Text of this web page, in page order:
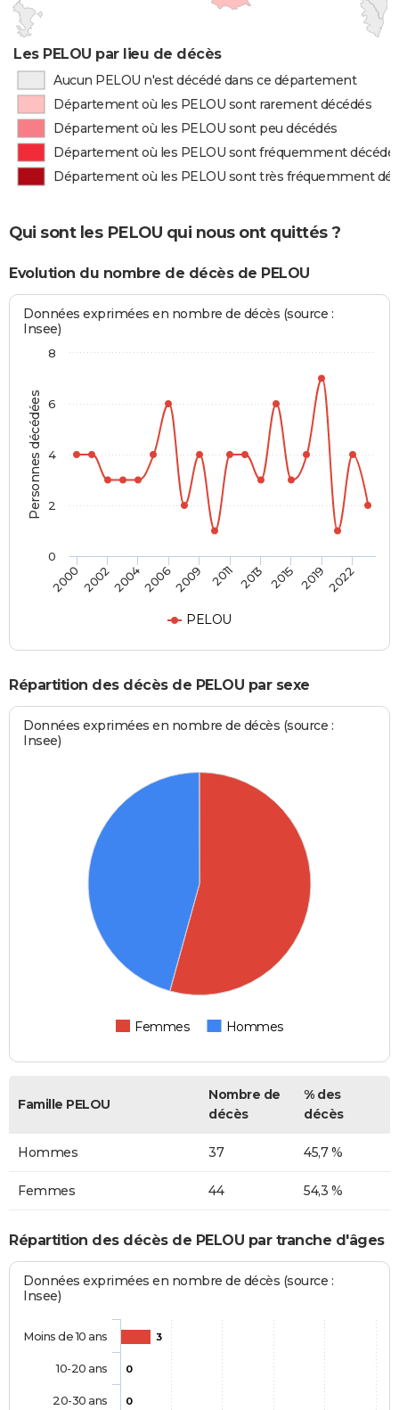
Les PELOU par lieu de décès
Aucun PELOU n'est décédé dans ce département
Département où les PELOU sont rarement décédés
Département où les PELOU sont peu décédés
Département où les PELOU sont fréquemment
Département où les PELOU sont très fréquemment
Qui sont les PELOU qui nous ont quittés ?
Evolution du nombre de décès de PELOU
Personnes décédées
Données exprimées en nombre de décès (source :
Insee)
PELOU
20002002200420062009 2011 2013 2015 20192022
0
2
4
6
8
Répartition des décès de PELOU par sexe
Données exprimées en nombre de décès (source :
Insee)
Femmes Hommes
Famille PELOU
Nombre de
décès
% des
décès
Hommes 37 45,7 %
Femmes 44 54,3 %
Répartition des décès de PELOU par tranche d'âges
Données exprimées en nombre de décès (source :
Insee)
3
0
0
Moins de 10 ans
10-20 ans
20-30 ans